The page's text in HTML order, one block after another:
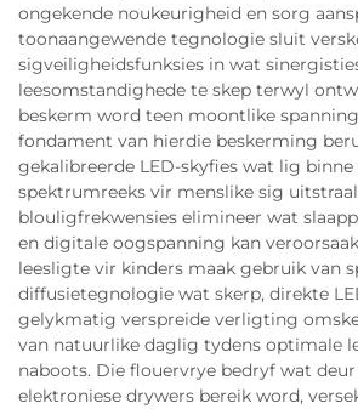
ongekende noukeurigheid en sorg
toonaangewende tegnologie sluit
sigveiligheidsfunksies in wat
leesomstandighede te skep terwyl
beskerm word teen moontlike
fondament van hierdie beskerming
gekalibreerde LED-skyfies wat lig binne
spektrumreeks vir menslike sig
blouligfrekwensies elimineer wat
en digitale oogspanning kan
leesligte vir kinders maak gebruik van
diffusietegnologie wat skerp, direkte
gelykmatig verspreide verligting
van natuurlike daglig tydens optimale
naboots. Die flouervrye bedryf wat
elektroniese drywers bereik word,